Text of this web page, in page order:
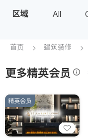
保险理财
银行贷款
建筑装修
养老
卫浴洁具
区域 All
Long
Buffalo &
County
Albany
首页 建筑装修
更多精英会员
精英会员